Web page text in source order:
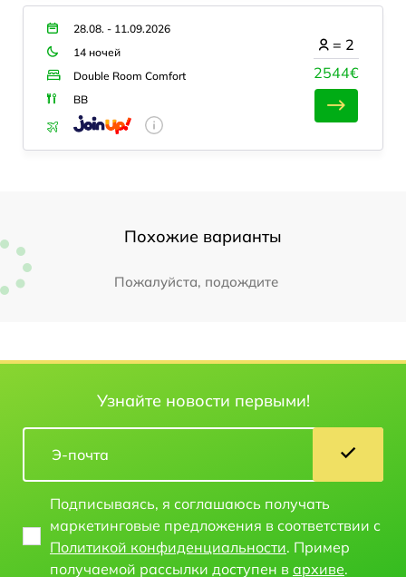
28.08. - 11.09.2026
14 ночей
Double Room Comfort
BB
2544€
= 2
Похожие варианты
Пожалуйста, подождите
Узнайте новости первыми!
Подписываясь, я соглашаюсь получать
маркетинговые предложения в соответствии с
Политикой конфиденциальности. Пример
получаемой рассылки доступен в архиве.